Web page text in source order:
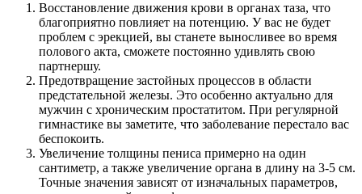
Восстановление движения крови в органах таза, что
благоприятно повлияет на потенцию. У вас не будет
проблем с эрекцией, вы станете выносливее во время
полового акта, сможете постоянно удивлять свою
партнершу.
Предотвращение застойных процессов в области
предстательной железы. Это особенно актуально для
мужчин с хроническим простатитом. При регулярной
гимнастике вы заметите, что заболевание перестало вас
беспокоить.
Увеличение толщины пениса примерно на один
сантиметр, а также увеличение органа в длину на 3-5 см.
Точные значения зависят от изначальных параметров,